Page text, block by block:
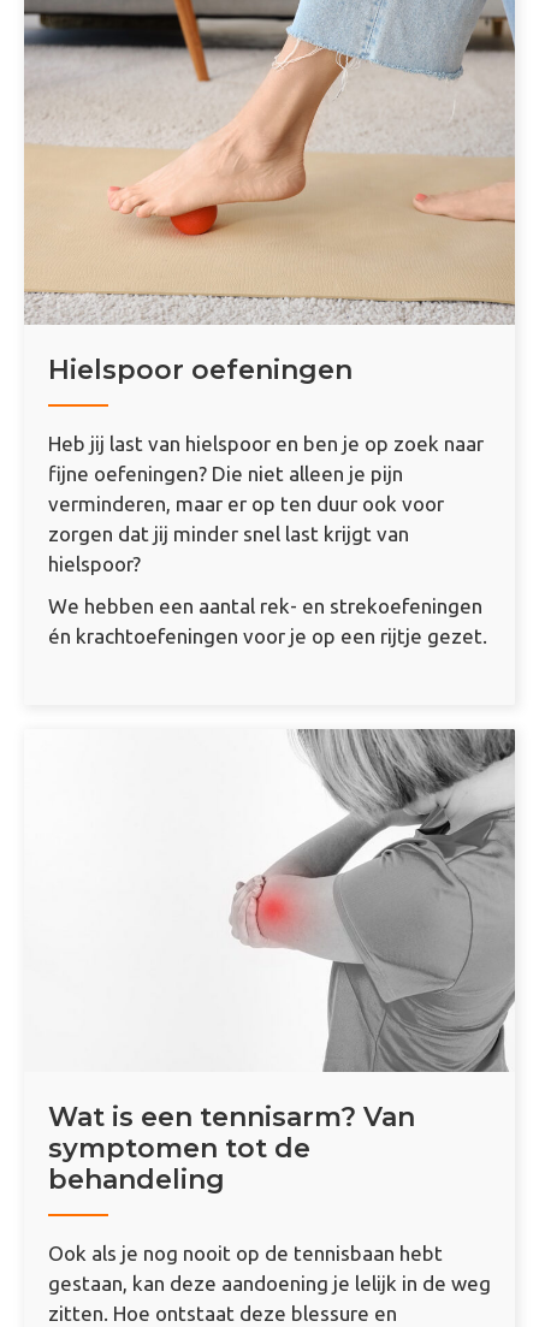
Hielspoor oefeningen
Heb jij last van hielspoor en ben je op zoek naar
fijne oefeningen? Die niet alleen je pijn
verminderen, maar er op ten duur ook voor
zorgen dat jij minder snel last krijgt van
hielspoor?
We hebben een aantal rek- en strekoefeningen
én krachtoefeningen voor je op een rijtje gezet.
Wat is een tennisarm? Van
symptomen tot de
behandeling
Ook als je nog nooit op de tennisbaan hebt
gestaan, kan deze aandoening je lelijk in de weg
zitten. Hoe ontstaat deze blessure en